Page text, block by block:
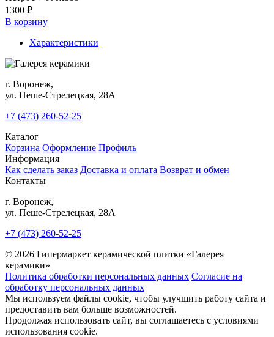
1300 ₽
В корзину
Характеристики
г. Воронеж,
ул. Пеше-Cтрелецкая, 28А
+7 (473) 260-52-25
Каталог
Корзина Оформление Профиль
Информация
Как сделать заказ Доставка и оплата Возврат и обмен
Контакты
г. Воронеж,
ул. Пеше-Cтрелецкая, 28А
+7 (473) 260-52-25
© 2026 Гипермаркет керамической плитки «Галерея
керамики»
Политика обработки персональных данных Согласие на
обработку персональных данных
Мы используем файлы cookie, чтобы улучшить работу сайта и
предоставить вам больше возможностей.
Продолжая использовать сайт, вы соглашаетесь с условиями
использования cookie.